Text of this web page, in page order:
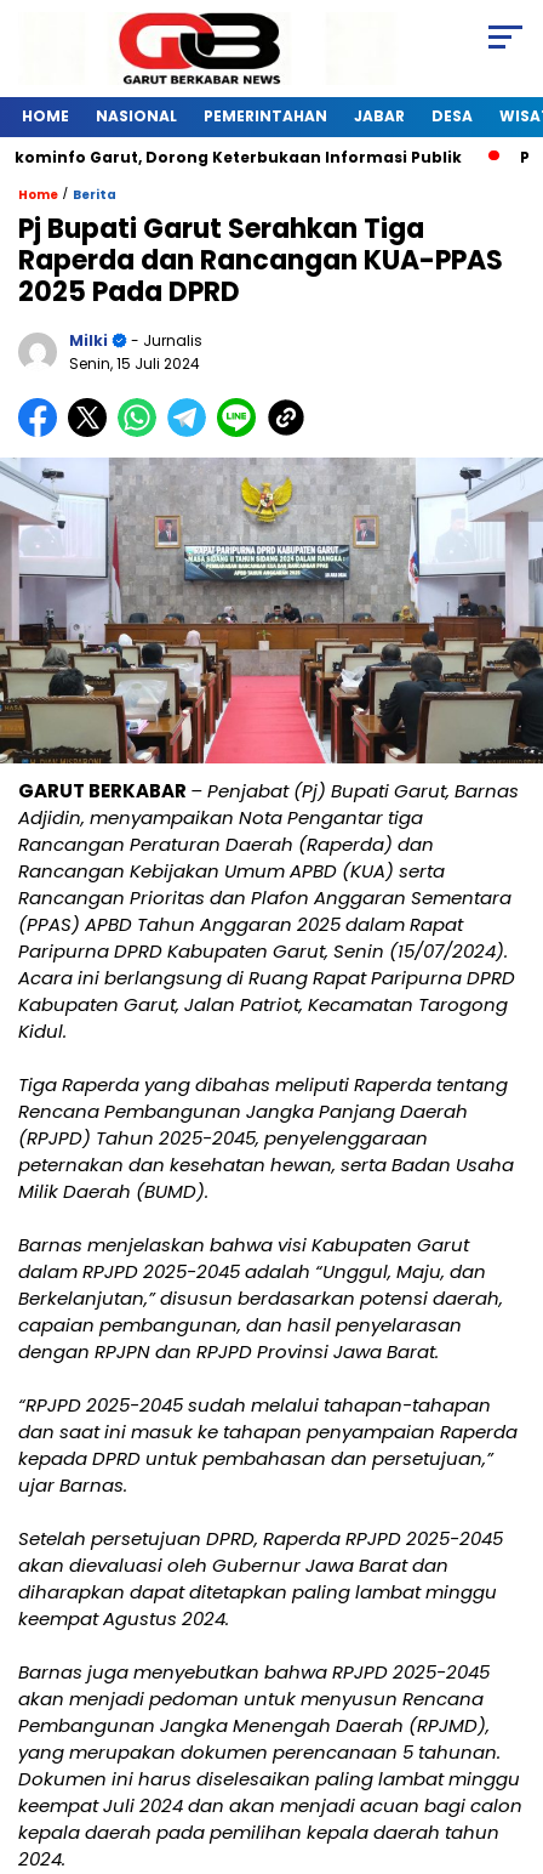
HOME NASIONAL PEMERINTAHAN JABAR DESA
Garut, Dorong Keterbukaan Informasi Publik
Home / Berita
Pj Bupati Garut Serahkan Tiga
Raperda dan Rancangan KUA-PPAS
2025 Pada DPRD
Milki
- Jurnalis
Senin, 15 Juli 2024
GARUT BERKABAR – Penjabat (Pj) Bupati Garut, Barnas
Adjidin, menyampaikan Nota Pengantar tiga
Rancangan Peraturan Daerah (Raperda) dan
Rancangan Kebijakan Umum APBD (KUA) serta
Rancangan Prioritas dan Plafon Anggaran Sementara
(PPAS) APBD Tahun Anggaran 2025 dalam Rapat
Paripurna DPRD Kabupaten Garut, Senin (15/07/2024).
Acara ini berlangsung di Ruang Rapat Paripurna DPRD
Kabupaten Garut, Jalan Patriot, Kecamatan Tarogong
Kidul.
Tiga Raperda yang dibahas meliputi Raperda tentang
Rencana Pembangunan Jangka Panjang Daerah
(RPJPD) Tahun 2025-2045, penyelenggaraan
peternakan dan kesehatan hewan, serta Badan Usaha
Milik Daerah (BUMD).
Barnas menjelaskan bahwa visi Kabupaten Garut
dalam RPJPD 2025-2045 adalah “Unggul, Maju, dan
Berkelanjutan,” disusun berdasarkan potensi daerah,
capaian pembangunan, dan hasil penyelarasan
dengan RPJPN dan RPJPD Provinsi Jawa Barat.
“RPJPD 2025-2045 sudah melalui tahapan-tahapan
dan saat ini masuk ke tahapan penyampaian Raperda
kepada DPRD untuk pembahasan dan persetujuan,”
ujar Barnas.
Setelah persetujuan DPRD, Raperda RPJPD 2025-2045
akan dievaluasi oleh Gubernur Jawa Barat dan
diharapkan dapat ditetapkan paling lambat minggu
keempat Agustus 2024.
Barnas juga menyebutkan bahwa RPJPD 2025-2045
akan menjadi pedoman untuk menyusun Rencana
Pembangunan Jangka Menengah Daerah (RPJMD),
yang merupakan dokumen perencanaan 5 tahunan.
Dokumen ini harus diselesaikan paling lambat minggu
keempat Juli 2024 dan akan menjadi acuan bagi calon
kepala daerah pada pemilihan kepala daerah tahun
2024.